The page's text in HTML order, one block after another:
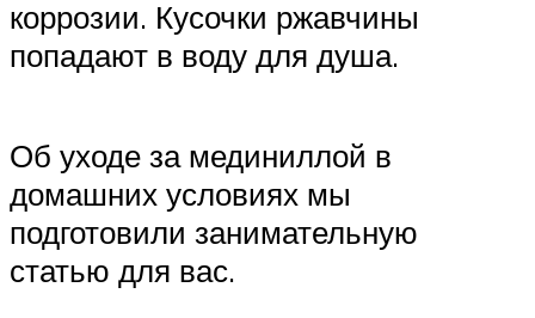
коррозии. Кусочки ржавчины
попадают в воду для душа.
Об уходе за мединиллой в
домашних условиях мы
подготовили занимательную
статью для вас.